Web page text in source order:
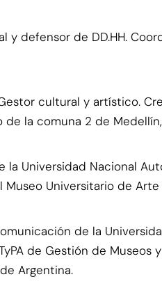
y defensor de DD.HH.
cultural y artístico.
la comuna 2 de
la Universidad Nacional
Universitario de Arte
de la
de Gestión de Museos
Argentina.